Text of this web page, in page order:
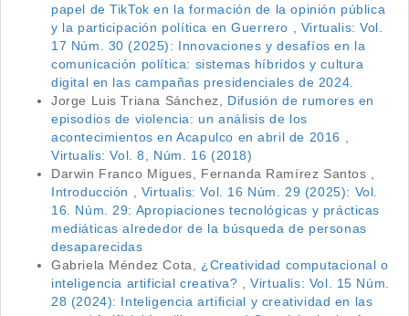
papel de TikTok en la formación de la opinión pública
y la participación política en Guerrero
Virtualis: Vol.
17 Núm. 30 (2025): Innovaciones y desafíos en la
comunicación política: sistemas híbridos y cultura
digital en las campañas presidenciales de 2024.
Jorge Luis Triana Sánchez, Difusión de rumores en
episodios de violencia: un análisis de los
acontecimientos en Acapulco en abril de 2016
Virtualis: Vol. 8, Núm. 16 (2018)
Darwin Franco Migues, Fernanda Ramírez Santos ,
Introducción
Virtualis: Vol. 16 Núm. 29 (2025): Vol.
16. Núm. 29: Apropiaciones tecnológicas y prácticas
mediáticas alrededor de la búsqueda de personas
desaparecidas
Gabriela Méndez Cota, ¿Creatividad computacional o
inteligencia artificial creativa?
,Virtualis: Vol. 15 Núm.
28 (2024): Inteligencia artificial y creatividad en las